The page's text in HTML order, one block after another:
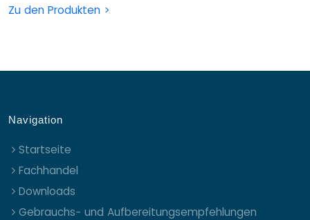
Zu den Produkten >
Navigation
Startseite
Fachhandel
Downloads
Gebrauchs- und Aufbereitungsempfehlungen